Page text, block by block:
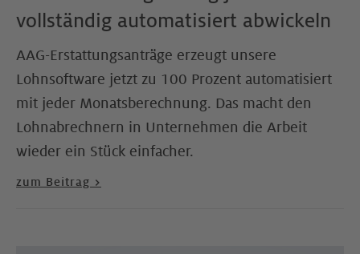
vollständig automatisiert abwickeln
AAG-Erstattungsanträge erzeugt unsere
Lohnsoftware jetzt zu 100 Prozent automatisiert
mit jeder Monatsberechnung. Das macht den
Lohnabrechnern in Unternehmen die Arbeit
wieder ein Stück einfacher.
zum Beitrag >